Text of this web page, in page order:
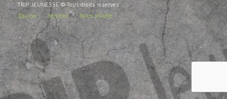
TRIP JEUNESSE © Tous droits réservés
Équipe
Services Nous joindre